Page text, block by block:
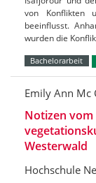
von Konflikten
beeinflusst.
wurden die
Bachelorarbeit
Emily Ann Mc
Notizen vom
Westerwald
Hochschule